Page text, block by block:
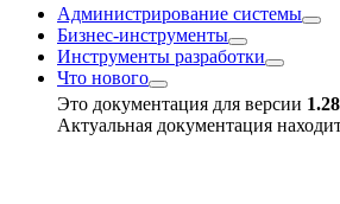
Администрирование системы
Бизнес-инструменты
Инструменты разработки
Что нового
Это документация для версии
Актуальная документация